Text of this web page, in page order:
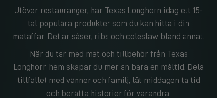
Utöver restauranger, har Texas Longhorn idag ett 15-
tal populära produkter som du kan hitta i din
mataffär. Det är såser, ribs och coleslaw bland annat.
När du tar med mat och tillbehör från Texas
Longhorn hem skapar du mer än bara en måltid. Dela
tillfället med vänner och familj, låt middagen ta tid
och berätta historier för varandra.